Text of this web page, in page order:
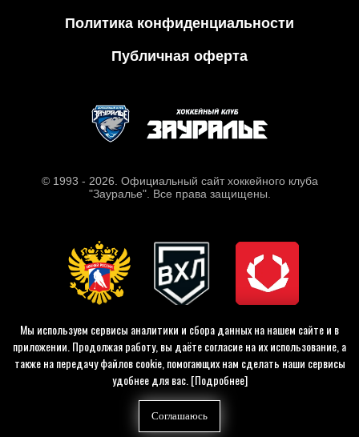
Мы используем сервисы аналитики и сбора данных на нашем сайте и в
приложении. Продолжая работу, вы даёте согласие на их использование, а
также на передачу файлов cookie, помогающих нам сделать наши сервисы
удобнее для вас.[Подробнее]
Соглашаюсь
Политика конфиденциальности
Публичная оферта
© 1993 - 2026. Официальный сайт хоккейного клуба
"Зауралье". Все права защищены.
Made on Tilda